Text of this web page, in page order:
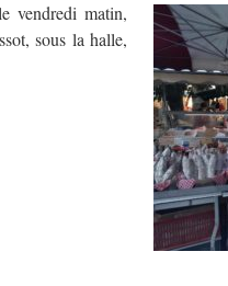
vendredi matin,
sous la halle,